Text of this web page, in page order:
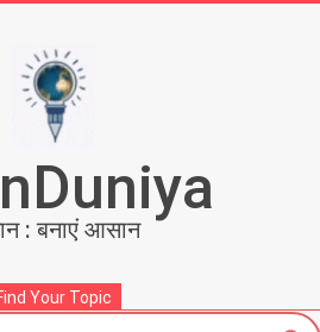
: बनाएं आसान
Your Topic